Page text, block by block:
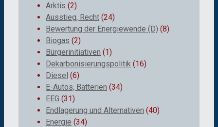
Arktis (2)
Ausstieg, Recht (24)
Bewertung der Energiewende (D) (8)
Biogas (2)
Bürgerinitiativen (1)
Dekarbonisierungspolitik (16)
Diesel (6)
E-Autos, Batterien (34)
EEG (31)
Endlagerung und Alternativen (40)
Energie (34)